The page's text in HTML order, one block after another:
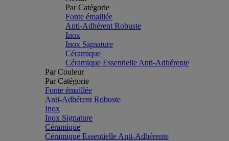
Par Catégorie
Fonte émaillée
Anti-Adhérent Robuste
Inox
Inox Signature
Céramique
Céramique Essentielle Anti-Adhérente
Par Couleur
Par Catégorie
Fonte émaillée
Anti-Adhérent Robuste
Inox
Inox Signature
Céramique
Céramique Essentielle Anti-Adhérente